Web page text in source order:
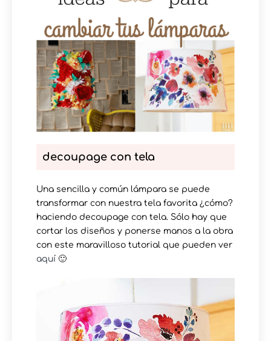
decoupage con tela
Una sencilla y común lámpara se puede
transformar con nuestra tela favorita ¿cómo?
haciendo decoupage con tela. Sólo hay que
cortar los diseños y ponerse manos a la obra
con este maravilloso tutorial que pueden ver
aquí 🙂